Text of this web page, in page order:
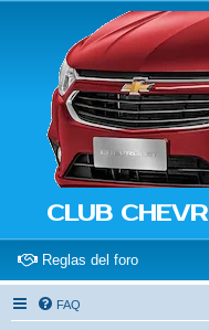
CLUB
Reglas del foro(Opens a
FAQ